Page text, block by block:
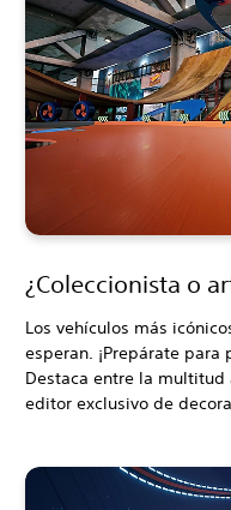
¿Coleccionista o
Los vehículos más
esperan. ¡Prepárate
Destaca entre la
editor exclusivo de